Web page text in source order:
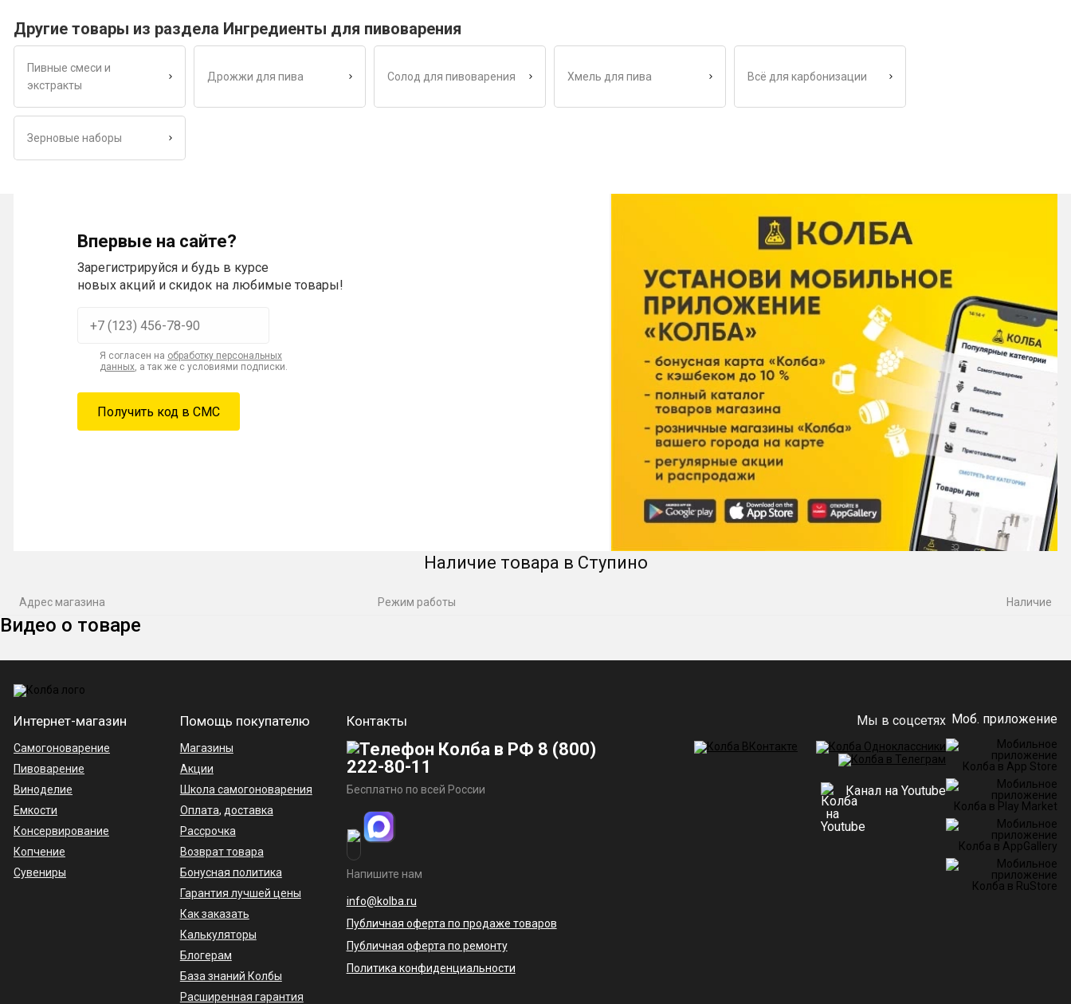
Другие товары из раздела Ингредиенты для пивоварения
Пивные смеси и
экстракты
Дрожжи для пива Солод для пивоварения Хмель для пива Всё для карбонизации
Зерновые наборы
Впервые на сайте?
Зарегистрируйся и будь в курсе
новых акций и скидок на любимые товары!
Я согласен на обработку персональных
данных, а так же с условиями подписки.
Наличие товара в Ступино
Адрес магазина Режим работы Наличие
Видео о товаре
Интернет-магазин
Самогоноварение
Пивоварение
Виноделие
Емкости
Консервирование
Копчение
Сувениры
Помощь покупателю
Магазины
Акции
Школа самогоноварения
Оплата, доставка
Рассрочка
Возврат товара
Бонусная политика
Гарантия лучшей цены
Как заказать
Калькуляторы
Блогерам
База знаний Колбы
Расширенная гарантия
Контакты
8 (800)
222-80-11
Бесплатно по всей России
Напишите нам
info@kolba.ru
Публичная оферта по продаже товаров
Публичная оферта по ремонту
Политика конфиденциальности
Мы в соцсетях
Канал на Youtube
Моб. приложение